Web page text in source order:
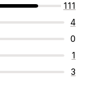
111
4
0
1
3